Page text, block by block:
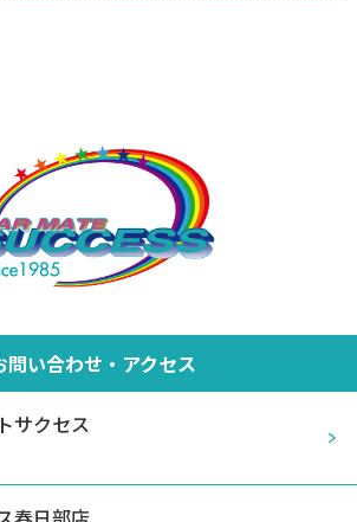
問い合わせ・アクセス
サクセス